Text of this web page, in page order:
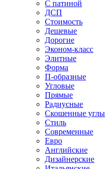
С патиной
ДСП
Стоимость
Дешевые
Дорогие
Эконом-класс
Элитные
Форма
П-образные
Угловые
Прямые
Радиусные
Скошенные углы
Стиль
Современные
Евро
Английские
Дизайнерские